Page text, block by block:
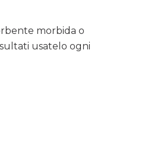
morbida o
usatelo ogni